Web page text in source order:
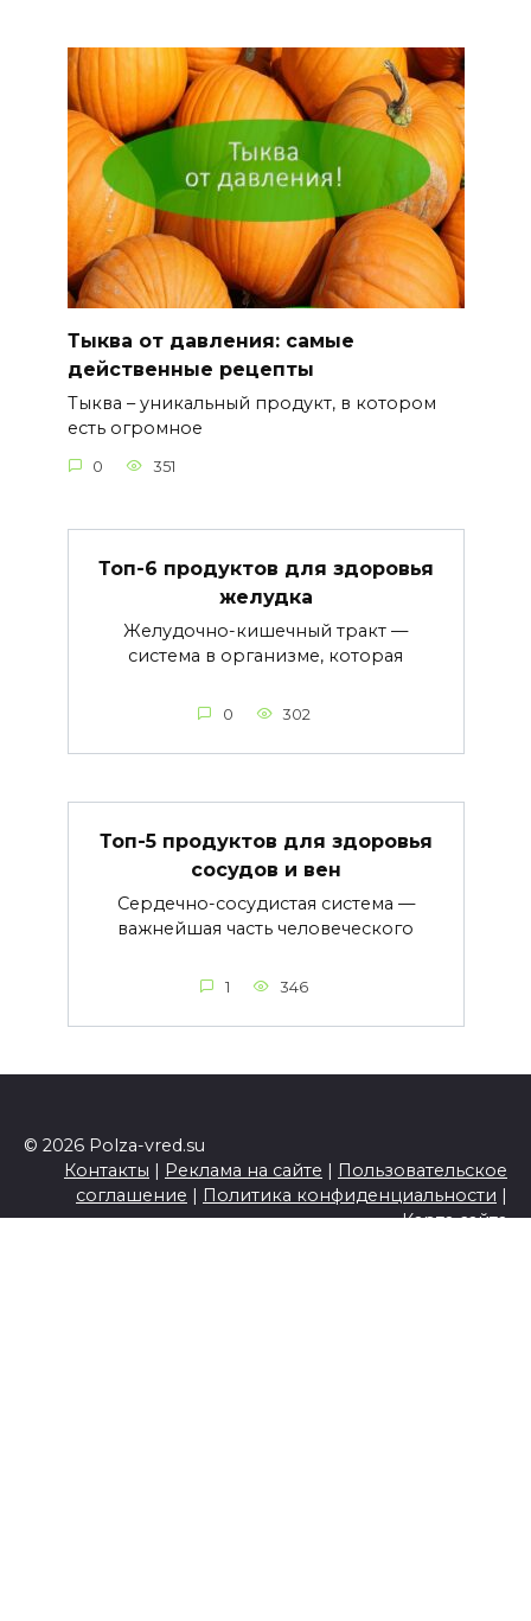
Тыква от давления: самые
действенные рецепты
Тыква – уникальный продукт, в котором
есть огромное
0 351
Топ-6 продуктов для здоровья
желудка
Желудочно-кишечный тракт —
система в организме, которая
0 302
Топ-5 продуктов для здоровья
сосудов и вен
Сердечно-сосудистая система —
важнейшая часть человеческого
1 346
© 2026 Polza-vred.su
Контакты
Реклама на сайте
Пользовательское
соглашение
Политика конфиденциальности
Карта сайта